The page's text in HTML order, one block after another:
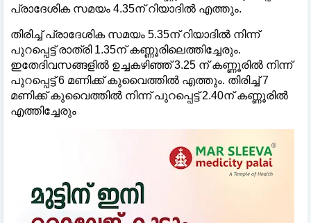
പ്രാദേശിക സമയം 4.35ന് റിയാദില്‍ എത്തും.
തിരിച്ച് പ്രാദേശിക സമയം 5.35ന് റിയാദില്‍ നിന്ന്
പുറപ്പെട്ട് രാത്രി 1.35ന് കണ്ണൂരിലെത്തിച്ചേരും.
ഇതേദിവസങ്ങളില്‍ ഉച്ചകഴിഞ്ഞ് 3.25 ന് കണ്ണൂരില്‍ നിന്ന്
പുറപ്പെട്ട് 6 മണിക്ക് കുവൈത്തില്‍ എത്തും. തിരിച്ച് 7
മണിക്ക് കുവൈത്തില്‍ നിന്ന് പുറപ്പെട്ട് 2.40ന് കണ്ണൂരില്‍
എത്തിച്ചേരും